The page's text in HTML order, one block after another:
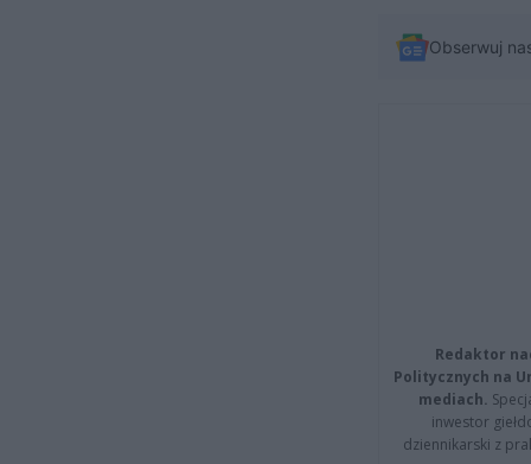
Obserwuj
Redaktor
Politycznych na
mediach.
inwestor
dziennikarski z